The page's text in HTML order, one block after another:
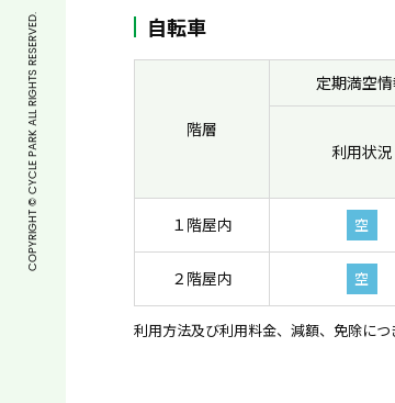
自転車
階層
定期満空
利用状況
１階屋内 空
２階屋内 空
利用方法及び利用料金、減額、免除に
COPYRIGHT © CYCLE PARK ALL RIGHTS RESERVED.